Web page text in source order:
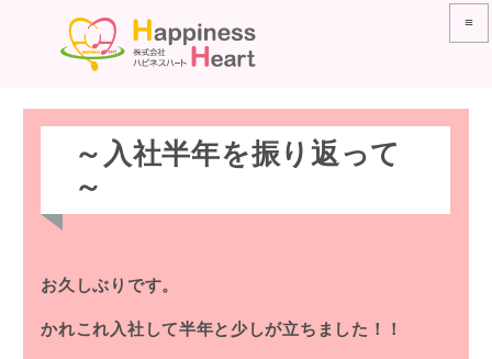
≡
～入社半年を振り返って
～
お久しぶりです。
かれこれ入社して半年と少しが立ちました！！